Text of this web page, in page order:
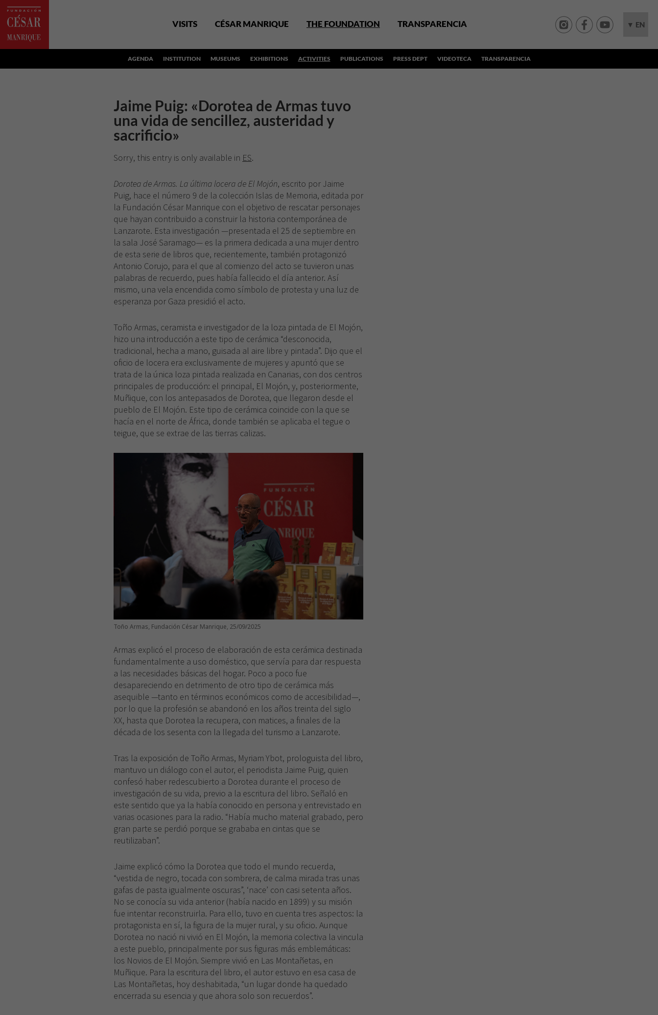
VISITS CÉSAR MANRIQUE THE FOUNDATION TRANSPARENCIA ▼ EN
AGENDA INSTITUTION MUSEUMS EXHIBITIONS ACTIVITIES PUBLICATIONS PRESS DEPT VIDEOTECA TRANSPARENCIA
Jaime Puig: «Dorotea de Armas tuvo
una vida de sencillez, austeridad y
sacrificio»
Sorry, this entry is only available in ES.
Dorotea de Armas. La última locera de El Mojón, escrito por Jaime
Puig, hace el número 9 de la colección Islas de Memoria, editada por
la Fundación César Manrique con el objetivo de rescatar personajes
que hayan contribuido a construir la historia contemporánea de
Lanzarote. Esta investigación —presentada el 25 de septiembre en
la sala José Saramago— es la primera dedicada a una mujer dentro
de esta serie de libros que, recientemente, también protagonizó
Antonio Corujo, para el que al comienzo del acto se tuvieron unas
palabras de recuerdo, pues había fallecido el día anterior. Así
mismo, una vela encendida como símbolo de protesta y una luz de
esperanza por Gaza presidió el acto.
Toño Armas, ceramista e investigador de la loza pintada de El Mojón,
hizo una introducción a este tipo de cerámica “desconocida,
tradicional, hecha a mano, guisada al aire libre y pintada”. Dijo que el
oficio de locera era exclusivamente de mujeres y apuntó que se
trata de la única loza pintada realizada en Canarias, con dos centros
principales de producción: el principal, El Mojón, y, posteriormente,
Muñique, con los antepasados de Dorotea, que llegaron desde el
pueblo de El Mojón. Este tipo de cerámica coincide con la que se
hacía en el norte de África, donde también se aplicaba el tegue o
teigue, que se extrae de las tierras calizas.
Toño Armas, Fundación César Manrique, 25/09/2025
Armas explicó el proceso de elaboración de esta cerámica destinada
fundamentalmente a uso doméstico, que servía para dar respuesta
a las necesidades básicas del hogar. Poco a poco fue
desapareciendo en detrimento de otro tipo de cerámica más
asequible —tanto en términos económicos como de accesibilidad—,
por lo que la profesión se abandonó en los años treinta del siglo
XX, hasta que Dorotea la recupera, con matices, a finales de la
década de los sesenta con la llegada del turismo a Lanzarote.
Tras la exposición de Toño Armas, Myriam Ybot, prologuista del libro,
mantuvo un diálogo con el autor, el periodista Jaime Puig, quien
confesó haber redescubierto a Dorotea durante el proceso de
investigación de su vida, previo a la escritura del libro. Señaló en
este sentido que ya la había conocido en persona y entrevistado en
varias ocasiones para la radio. “Había mucho material grabado, pero
gran parte se perdió porque se grababa en cintas que se
reutilizaban”.
Jaime explicó cómo la Dorotea que todo el mundo recuerda,
“vestida de negro, tocada con sombrera, de calma mirada tras unas
gafas de pasta igualmente oscuras”, ‘nace’ con casi setenta años.
No se conocía su vida anterior (había nacido en 1899) y su misión
fue intentar reconstruirla. Para ello, tuvo en cuenta tres aspectos: la
protagonista en sí, la figura de la mujer rural, y su oficio. Aunque
Dorotea no nació ni vivió en El Mojón, la memoria colectiva la vincula
a este pueblo, principalmente por sus figuras más emblemáticas:
los Novios de El Mojón. Siempre vivió en Las Montañetas, en
Muñique. Para la escritura del libro, el autor estuvo en esa casa de
Las Montañetas, hoy deshabitada, “un lugar donde ha quedado
encerrada su esencia y que ahora solo son recuerdos”.